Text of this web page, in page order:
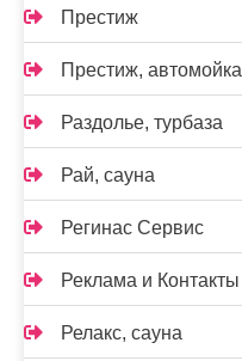
Престиж
Престиж, автомойка
Раздолье, турбаза
Рай, сауна
Регинас Сервис
Реклама и Контакты
Релакс, сауна